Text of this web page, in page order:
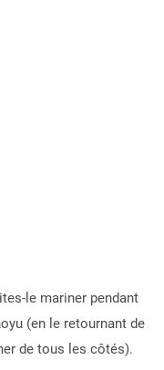
le mariner pendant
(en le retournant de
de tous les côtés).